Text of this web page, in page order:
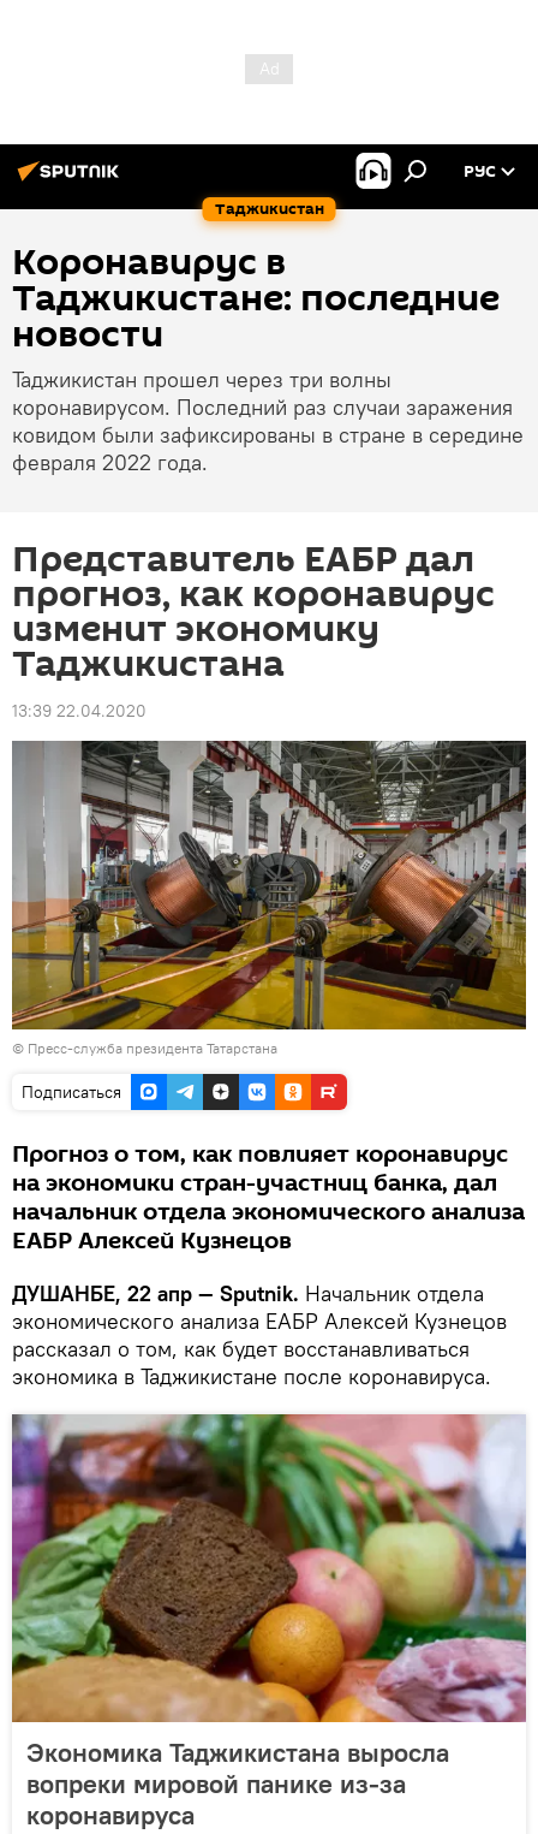
Таджикистан
РУС
Коронавирус в
Таджикистане: последние
новости
Таджикистан прошел через три волны
коронавирусом. Последний раз случаи заражения
ковидом были зафиксированы в стране в середине
февраля 2022 года.
Представитель ЕАБР дал
прогноз, как коронавирус
изменит экономику
Таджикистана
13:39 22.04.2020
© Пресс-служба президента Татарстана
Подписаться
Прогноз о том, как повлияет коронавирус
на экономики стран-участниц банка, дал
начальник отдела экономического анализа
ЕАБР Алексей Кузнецов
ДУШАНБЕ, 22 апр — Sputnik. Начальник отдела
экономического анализа ЕАБР Алексей Кузнецов
рассказал о том, как будет восстанавливаться
экономика в Таджикистане после коронавируса.
Экономика Таджикистана выросла
вопреки мировой панике из-за
коронавируса